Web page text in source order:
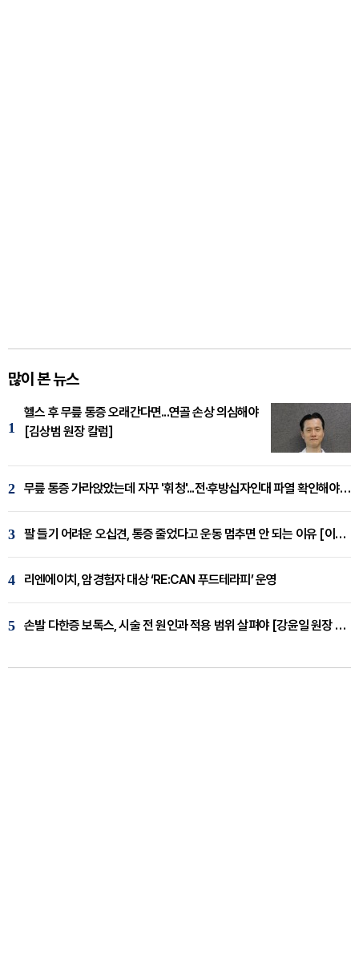
많이 본 뉴스
1
헬스 후 무릎 통증 오래간다면...연골 손상 의심해야
[김상범 원장 칼럼]
2 무릎 통증 가라앉았는데 자꾸 '휘청'...전·후방십자인대 파열 확인해야 [곽우경 원장 칼럼]
3 팔 들기 어려운 오십견, 통증 줄었다고 운동 멈추면 안 되는 이유 [이병욱 원장 칼럼]
4 리엔에이치, 암경험자 대상 ‘RE:CAN 푸드테라피’ 운영
5 손발 다한증 보톡스, 시술 전 원인과 적용 범위 살펴야 [강윤일 원장 칼럼]